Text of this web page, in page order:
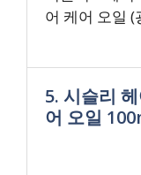
어 케어 오일
5. 시슬리
어 오일